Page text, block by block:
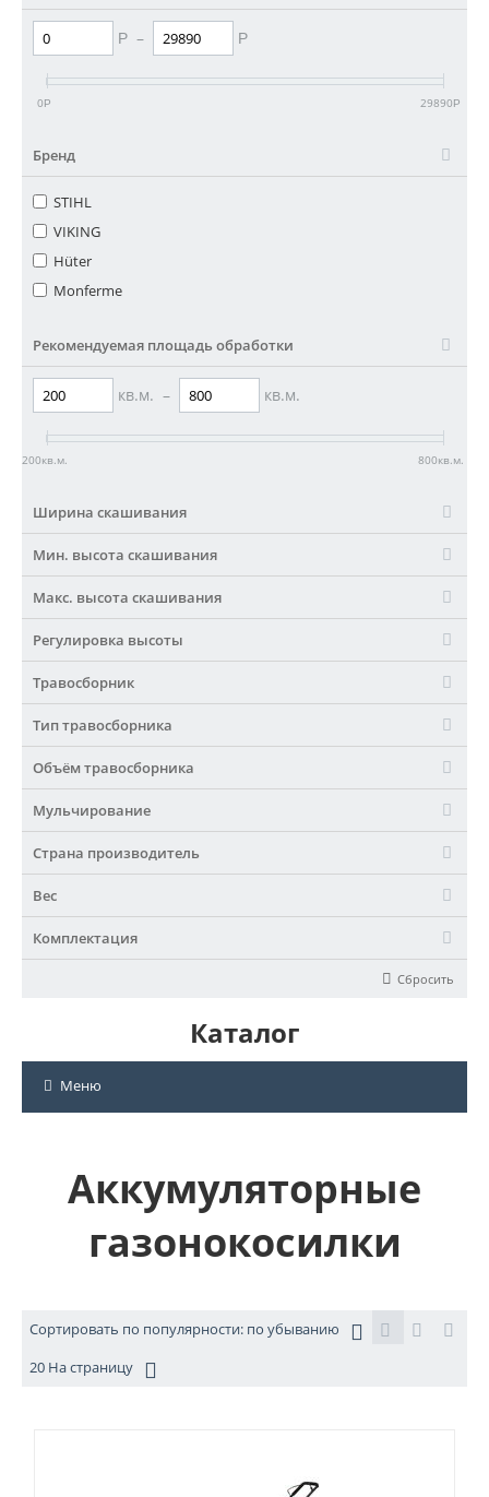
Р – Р
0Р 29890Р
Бренд
STIHL
VIKING
Hüter
Monferme
Рекомендуемая площадь обработки
кв.м. – кв.м.
200кв.м. 800кв.м.
Ширина скашивания
Мин. высота скашивания
Макс. высота скашивания
Регулировка высоты
Травосборник
Тип травосборника
Объём травосборника
Мульчирование
Страна производитель
Вес
Комплектация
Сбросить
Каталог
Меню
Аккумуляторные
газонокосилки
Сортировать по популярности: по убыванию
20 На страницу